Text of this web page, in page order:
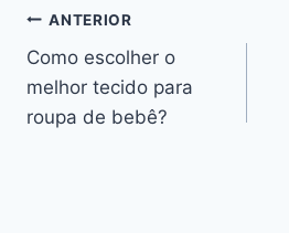
Navegação
de
Post
ANTERIOR
Como escolher o
melhor tecido para
roupa de bebê?